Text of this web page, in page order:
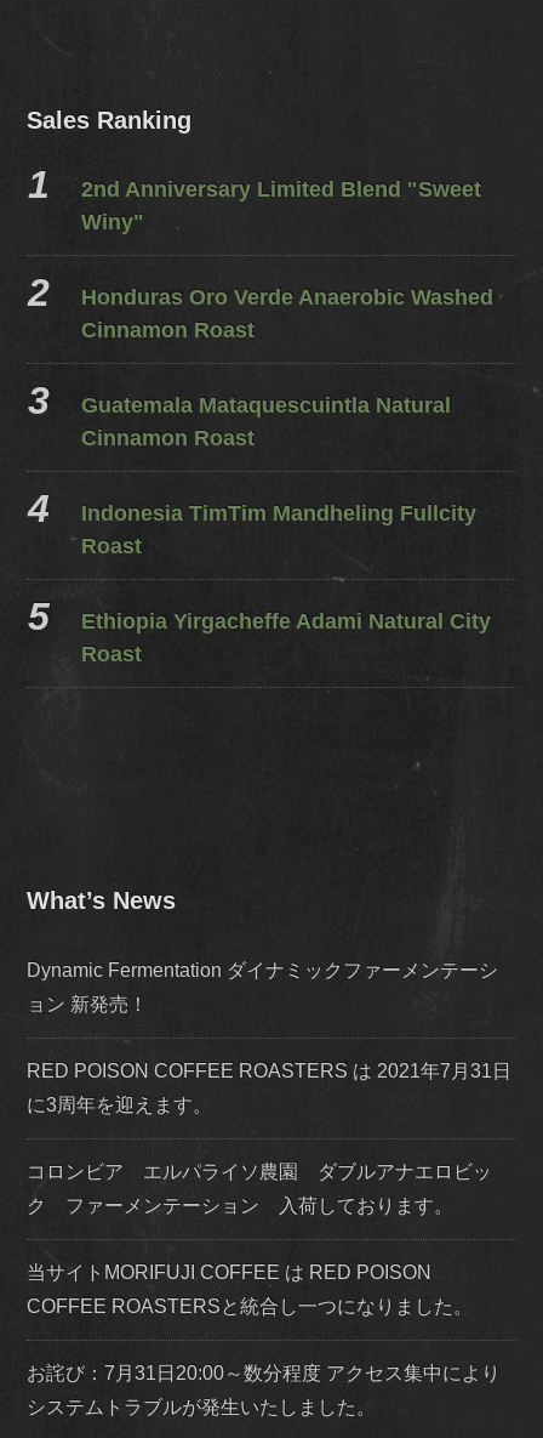
Sales Ranking
2nd Anniversary Limited Blend "Sweet
Winy"
Honduras Oro Verde Anaerobic Washed
Cinnamon Roast
Guatemala Mataquescuintla Natural
Cinnamon Roast
Indonesia TimTim Mandheling Fullcity
Roast
Ethiopia Yirgacheffe Adami Natural City
Roast
What’s News
Dynamic Fermentation ダイナミックファーメンテーシ
ョン 新発売！
RED POISON COFFEE ROASTERS は 2021年7月31日
に3周年を迎えます。
コロンビア エルパライソ農園 ダブルアナエロビッ
ク ファーメンテーション 入荷しております。
当サイトMORIFUJI COFFEE は RED POISON
COFFEE ROASTERSと統合し一つになりました。
お詫び：7月31日20:00～数分程度 アクセス集中により
システムトラブルが発生いたしました。